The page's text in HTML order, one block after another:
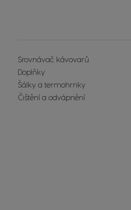
Srovnávač kávovarů
Doplňky
Šálky a termohrnky
Čištění a odvápnění